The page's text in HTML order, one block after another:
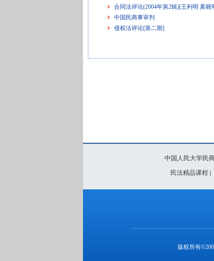
合同法评论(2004年第2辑)[王利明 奚晓
中国民商事审判
侵权法评论[第二期]
中国人民大学民
民法精品课程 |
版权所有